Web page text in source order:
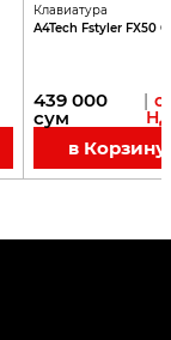
Клавиатура
A4Tech Fstyler FX50
439 000
сум
| с
в Корзину